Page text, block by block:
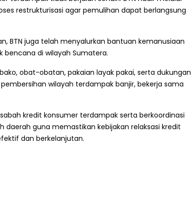
restrukturisasi agar pemulihan dapat berlangsung
BTN juga telah menyalurkan bantuan kemanusiaan
bencana di wilayah Sumatera.
obat-obatan, pakaian layak pakai, serta dukungan
wilayah terdampak banjir, bekerja sama
kredit konsumer terdampak serta berkoordinasi
guna memastikan kebijakan relaksasi kredit
dan berkelanjutan.